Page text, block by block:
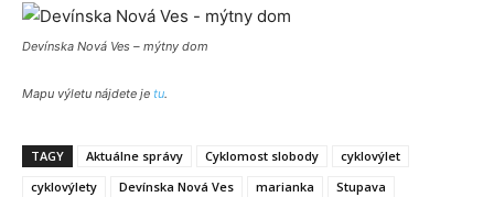
Devínska Nová Ves – mýtny dom
Mapu výletu nájdete je tu.
TAGY Aktuálne správy Cyklomost slobody
cyklovýlet
cyklovýlety
Devínska Nová Ves marianka
Stupava